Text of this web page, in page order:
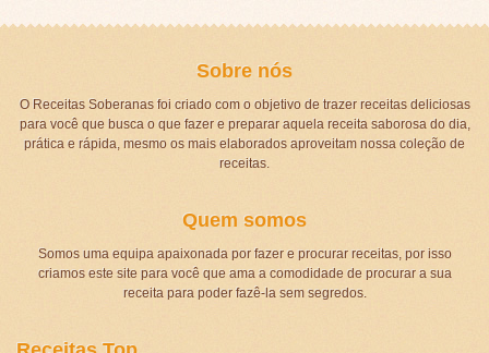
Sobre nós
O Receitas Soberanas foi criado com o objetivo de trazer receitas deliciosas
para você que busca o que fazer e preparar aquela receita saborosa do dia,
prática e rápida, mesmo os mais elaborados aproveitam nossa coleção de
receitas.
Quem somos
Somos uma equipa apaixonada por fazer e procurar receitas, por isso
criamos este site para você que ama a comodidade de procurar a sua
receita para poder fazê-la sem segredos.